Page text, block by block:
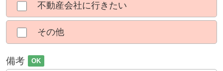
不動産会社に行きたい
その他
備考 OK